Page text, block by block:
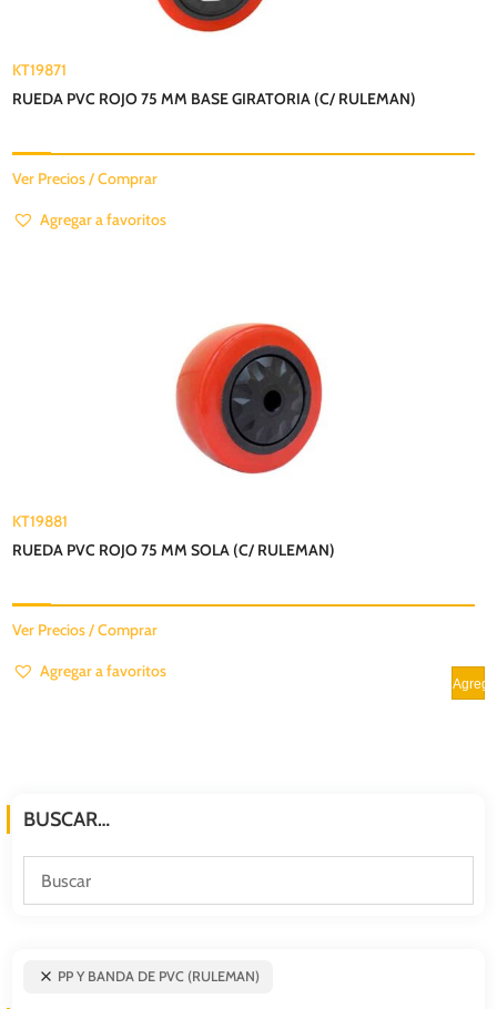
KT19871
RUEDA PVC ROJO 75 MM BASE GIRATORIA (C/ RULEMAN)
Ver Precios / Comprar
Agregar a favoritos
KT19881
RUEDA PVC ROJO 75 MM SOLA (C/ RULEMAN)
Ver Precios / Comprar
Agregar a favoritos
BUSCAR…
PP Y BANDA DE PVC (RULEMAN)